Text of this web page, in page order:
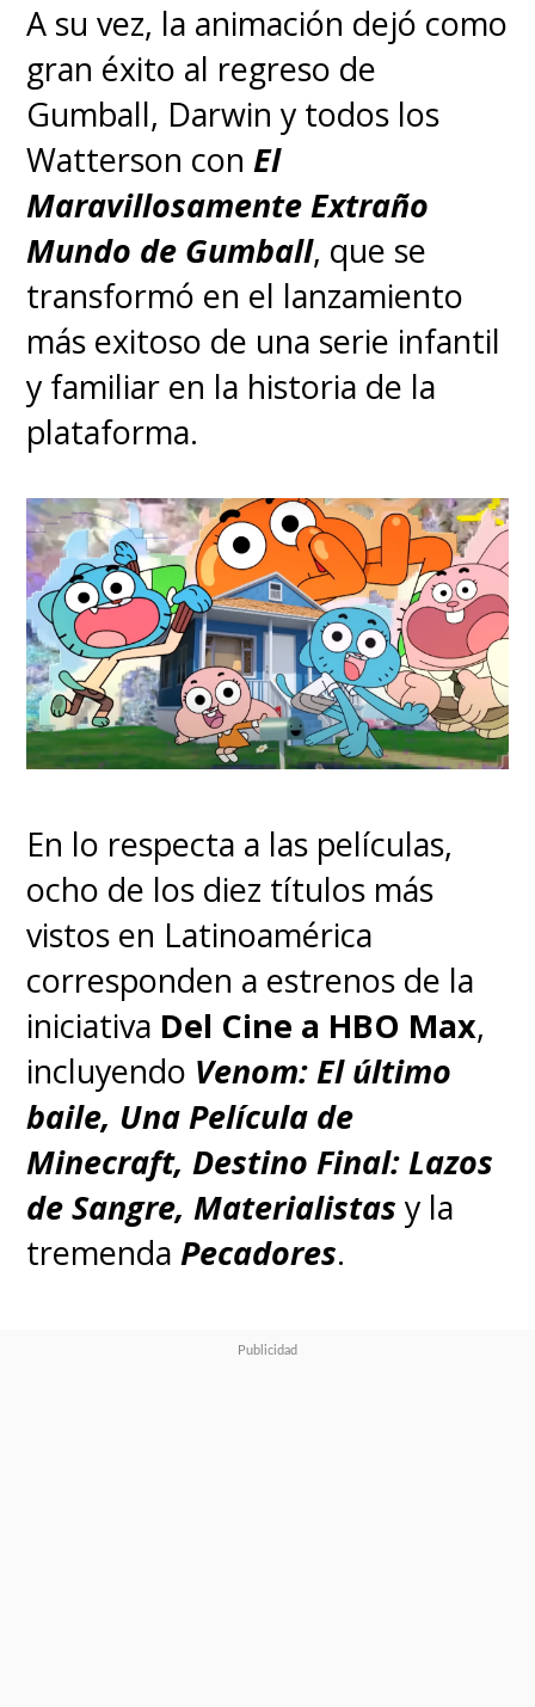
A su vez, la animación dejó como
gran éxito al regreso de
Gumball, Darwin y todos los
Watterson conEl
Maravillosamente Extraño
Mundo de Gumball, que se
transformó en el lanzamiento
más exitoso de una serie infantil
y familiar en la historia de la
plataforma.
En lo respecta a las películas,
ocho de los diez títulos más
vistos en Latinoamérica
corresponden a estrenos de la
iniciativa Del Cine a HBO Max,
incluyendo Venom: El último
baile, Una Película de
Minecraft, Destino Final: Lazos
de Sangre, Materialistas y la
tremendaPecadores.